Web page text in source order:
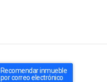
Recomendar inmueble
por correo electrónico